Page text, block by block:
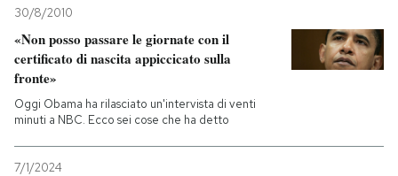
30/8/2010
«Non posso passare le giornate con il
certificato di nascita appiccicato sulla
fronte»
Oggi Obama ha rilasciato un'intervista di venti
minuti a NBC. Ecco sei cose che ha detto
7/1/2024